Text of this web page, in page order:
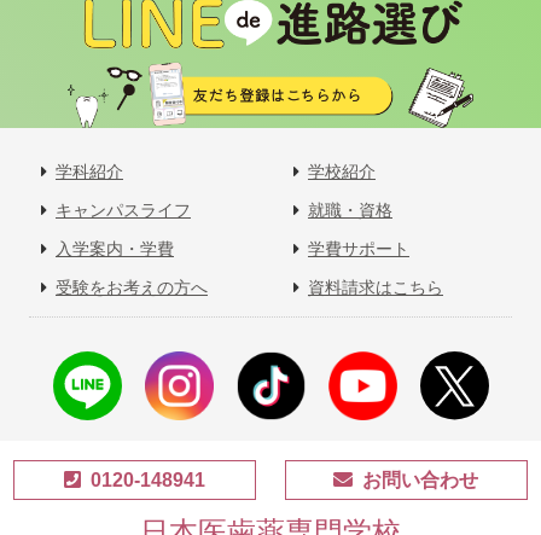
学科紹介
学校紹介
キャンパスライフ
就職・資格
入学案内・学費
学費サポート
受験をお考えの方へ
資料請求はこちら
0120-148941 お問い合わせ